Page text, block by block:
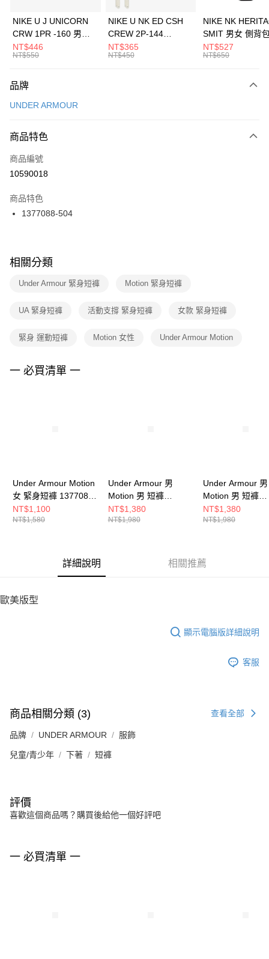
元大商業銀行
台灣樂天信用卡公司
全盈+PAY
AFTEE先享後付
【關於「AFTEE先享後付」】
便利好安心！
３．安心：先確認商品／服務後，再付款。
【「AFTEE先享後付」結帳流程】
１．於結帳方式選擇「AFTEE先享後付」後，將跳轉至「AFTEE先享後付」
２．訂單成立數日內，您將收到繳費通知簡訊。
３．收到繳費通知簡訊後14天內，點擊此簡訊中的連結，可透過四大超商／
ATM／網路銀行／等多元方式進行付款，方視為交易完成。
※ 交易是否成功請以「AFTEE先享後付 」之結帳頁面顯示為準，若有關於
是否繳費成功／繳費後需取消欲退款等相關疑問，請聯繫「AFTEE先享後付
客戶支援中心」https://netprotections.freshdesk.com/support/home
１．透過由恩沛科技股份有限公司提供之「AFTEE先享後付」服務完成之交
權轉讓予恩沛科技股份有限公司。
３．未成年的使用者請事先徵得法定代理人或監護人之同意方可使用
「AFTEE先享後付」，若未經同意申辦者引起之損失，本公司不負相關責
運送方式
每筆NT$100，滿NT$1,500(含以上)免運費
宅配
每筆NT$100，滿NT$1,500(含以上)免運費
付款後門市自取
每筆NT$100，滿NT$1,500(含以上)免運費
NIKE U J UNICORN
CRW 1PR -160 男女
中統襪 FZ3393100
NT$446
NT$550
NIKE U NK ED CSH
CREW 2P-144
EMBRDY 男女 短統襪
FZ3073133
NT$365
NT$450
NIKE NK
SMIT 男女 側背
BA5871010
NT$527
NT$650
品牌
UNDER ARMOUR
商品特色
商品編號
10590018
商品特色
1377088-504
相關分類
Under Armour 緊身短褲 Motion 緊身短褲
UA 緊身短褲 活動支撐 緊身短褲 女款 緊身短褲
緊身 運動短褲 Motion 女性 Under Armour Motion
一 必買清單 一
Under Armour Motion
女 緊身短褲 1377088-
001
NT$1,100
NT$1,580
Under Armour 男
Motion 男 短褲
1386982-025
NT$1,380
NT$1,980
Under Armour 男
Motion 男 短褲
1386982-001
NT$1,380
NT$1,980
詳細說明 相關推薦
歐美版型
顯示電腦版詳細說明
客服
商品相關分類 (3) 查看全部
品牌 UNDER ARMOUR 服飾
兒童/青少年 下著 短褲
評價
喜歡這個商品嗎？購買後給他一個好評吧
一 必買清單 一